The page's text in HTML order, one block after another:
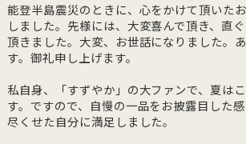
能登半島震災のときに、心をかけて頂いた
しました。先様には、大変喜んで頂き、直
頂きました。大変、お世話になりました。
す。御礼申し上げます。
私自身、「すずやか」の大ファンで、夏は
す。ですので、自慢の一品をお披露目した
尽くせた自分に満足しました。